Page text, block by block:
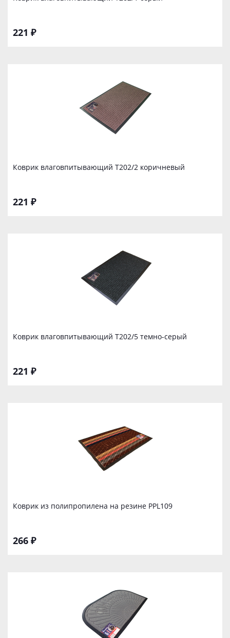
221 ₽
Коврик влаговпитывающий Т202/2 коричневый
221 ₽
Коврик влаговпитывающий Т202/5 темно-серый
221 ₽
Коврик из полипропилена на резине PPL109
266 ₽